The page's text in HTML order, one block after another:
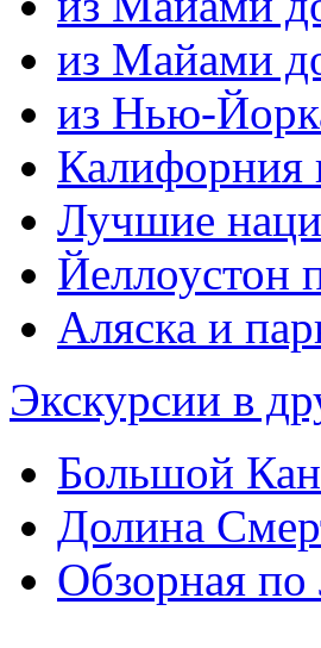
из Майами
из Нью-
Калифорния
Лучшие
Йеллоустон
Аляска и
Экскурсии в
Большой
Долина
Обзорная по